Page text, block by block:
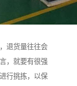
退货量往往会
，就要有很强
行挑拣，以保